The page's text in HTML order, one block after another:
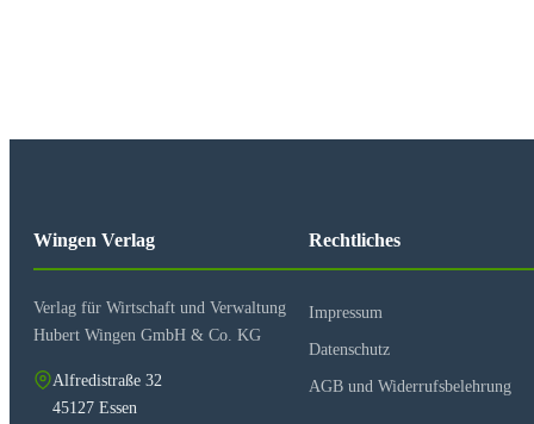
Wingen Verlag
Verlag für Wirtschaft und Verwaltung
Hubert Wingen GmbH & Co. KG
Alfredistraße 32
45127 Essen
Rechtliches
Impressum
Datenschutz
AGB und Widerrufsbelehrung